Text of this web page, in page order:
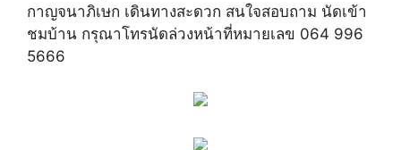
กาญจนาภิเษก เดินทางสะดวก สนใจสอบถาม นัดเข้า
ชมบ้าน กรุณาโทรนัดล่วงหน้าที่หมายเลข 064 996
5666